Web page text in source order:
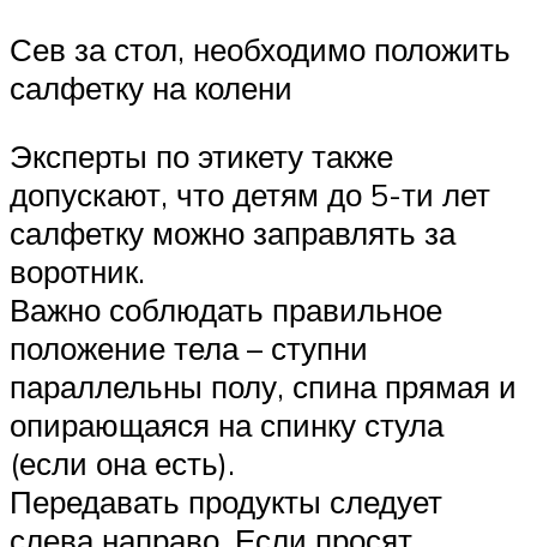
Сев за стол, необходимо положить
салфетку на колени
Эксперты по этикету также
допускают, что детям до 5-ти лет
салфетку можно заправлять за
воротник.
Важно соблюдать правильное
положение тела – ступни
параллельны полу, спина прямая и
опирающаяся на спинку стула
(если она есть).
Передавать продукты следует